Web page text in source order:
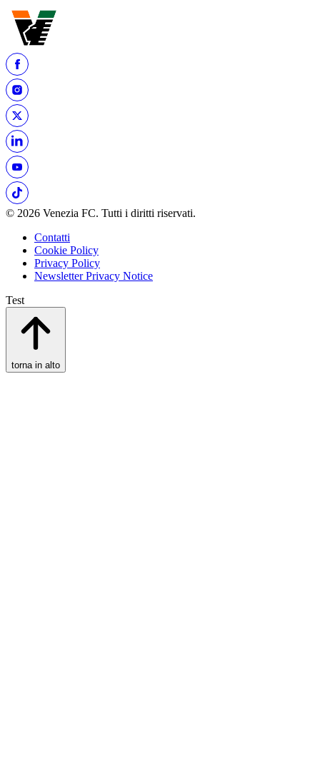
© 2026 Venezia FC. Tutti i diritti riservati.
Contatti
Cookie Policy
Privacy Policy
Newsletter Privacy Notice
Test
torna in alto